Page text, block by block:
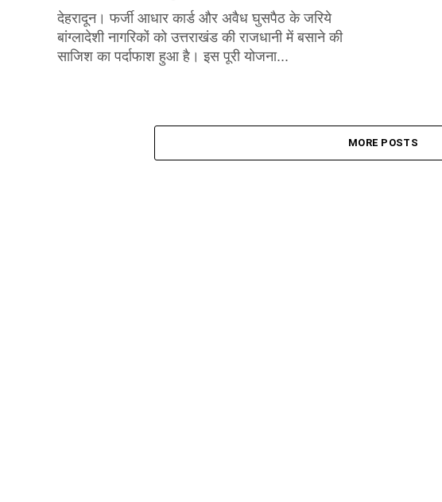
देहरादून। फर्जी आधार कार्ड और अवैध घुसपैठ के जरिये
बांग्लादेशी नागरिकों को उत्तराखंड की राजधानी में बसाने की
साजिश का पर्दाफाश हुआ है। इस पूरी योजना...
MORE POSTS